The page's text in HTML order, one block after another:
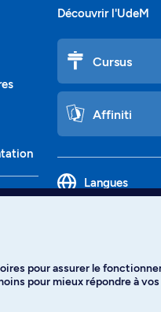
Découvrir l'UdeM
Cursus
Affiniti
Langues
pour assurer le
pour mieux répondre à